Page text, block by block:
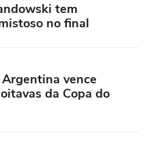
tem
no final
vence
da Copa do